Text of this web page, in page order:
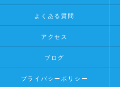
よくある質問
アクセス
ブログ
プライバシーポリシー